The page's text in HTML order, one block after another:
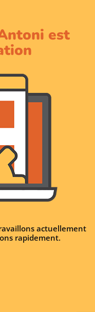
est
actuellement
rapidement.